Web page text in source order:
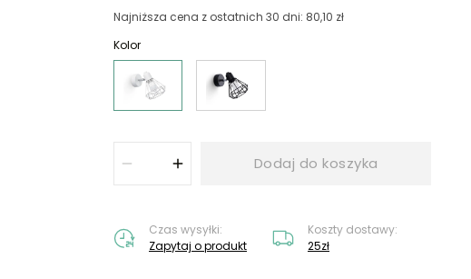
Nie masz konta?
Najniższa cena z ostatnich 30 dni: 80,10 zł
Kolor
Dodaj do koszyka
Czas wysyłki:
Zapytaj o produkt
Koszty dostawy:
25zł